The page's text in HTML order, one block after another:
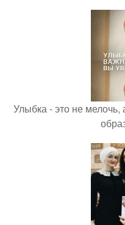
Улыбка - это не мелочь,